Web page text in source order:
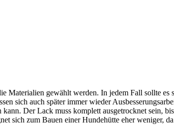
gewählt werden. In jedem Fall sollte es
sich auch später immer wieder
Der Lack muss komplett ausgetrocknet sein,
sich zum Bauen einer Hundehütte eher weniger,